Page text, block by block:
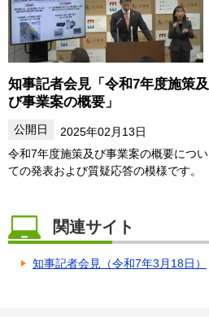
知事記者会見「令和7年度施策及
び事業案の概要」
2025年02月13日
令和7年度施策及び事業案の概要につい
ての発表および質疑応答の模様です。
関連サイト
知事記者会見（令和7年3月18日）